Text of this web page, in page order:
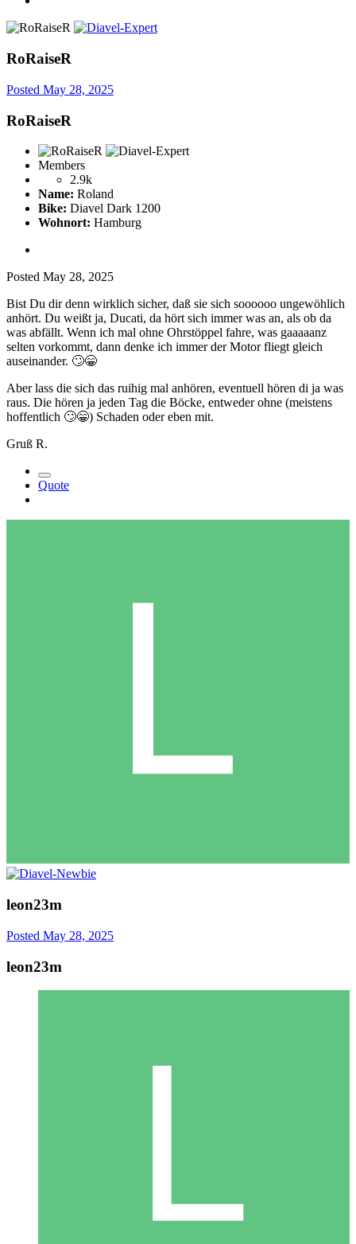
RoRaiseR
Posted May 28, 2025
RoRaiseR
Members
2.9k
Name: Roland
Bike: Diavel Dark 1200
Wohnort: Hamburg
Posted May 28, 2025
Bist Du dir denn wirklich sicher, daß sie sich soooooo ungewöhlich
anhört. Du weißt ja, Ducati, da hört sich immer was an, als ob da
was abfällt. Wenn ich mal ohne Ohrstöppel fahre, was gaaaaanz
selten vorkommt, dann denke ich immer der Motor fliegt gleich
auseinander. 🙄😁
Aber lass die sich das ruihig mal anhören, eventuell hören di ja was
raus. Die hören ja jeden Tag die Böcke, entweder ohne (meistens
hoffentlich 🙄😁) Schaden oder eben mit.
Gruß R.
Quote
leon23m
Posted May 28, 2025
leon23m